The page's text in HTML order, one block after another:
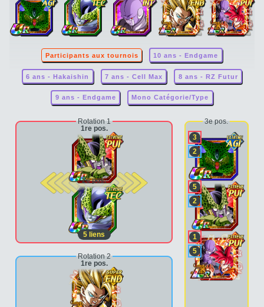
Participants aux tournois 10 ans - Endgame
6 ans - Hakaishin 7 ans - Cell Max 8 ans - RZ Futur
9 ans - Endgame Mono Catégorie/Type
Rotation 1
1re pos.
2e pos.
5 liens
Rotation 2
1re pos.
3e pos.
3
2
5
2
1
5